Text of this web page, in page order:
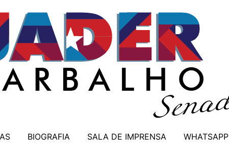
BIOGRAFIA SALA DE IMPRENSA WHATSAPP